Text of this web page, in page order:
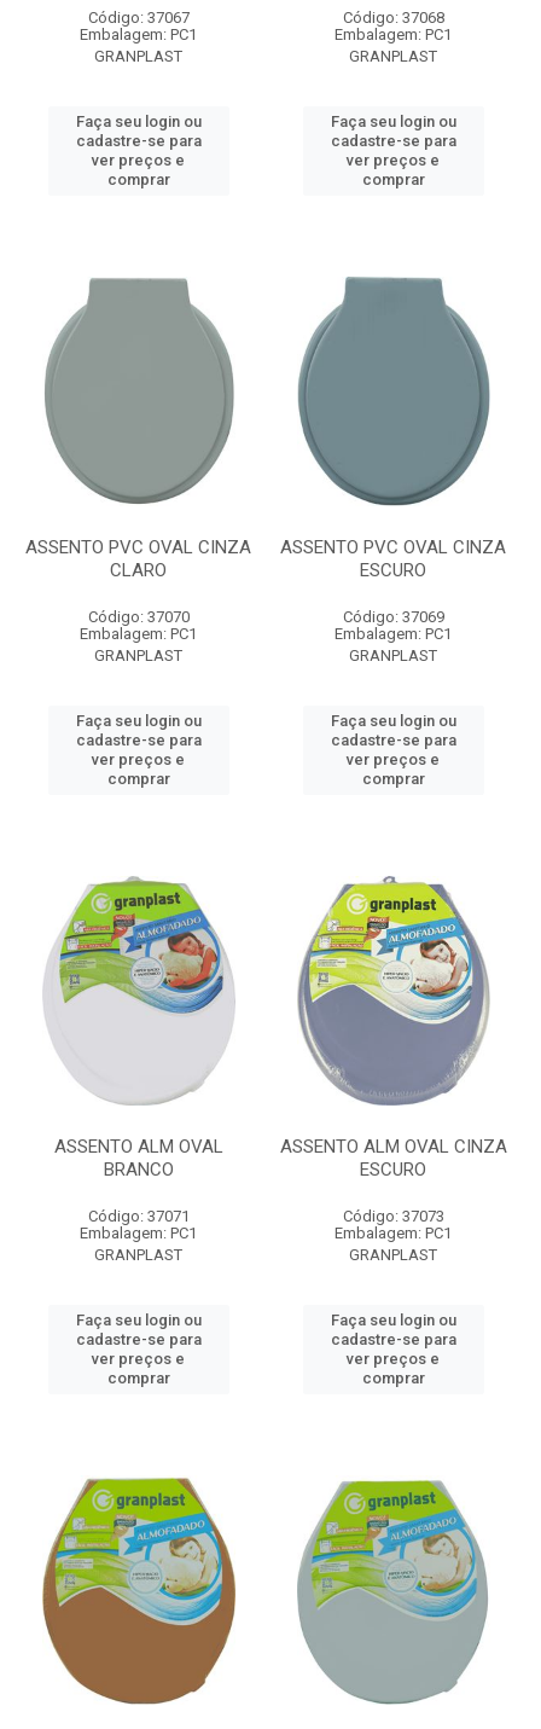
Código: 37067
Embalagem: PC1
GRANPLAST
Faça seu login ou
cadastre-se para
ver preços e
comprar
Código: 37068
Embalagem: PC1
GRANPLAST
Faça seu login ou
cadastre-se para
ver preços e
comprar
ASSENTO PVC OVAL CINZA
CLARO
Código: 37070
Embalagem: PC1
GRANPLAST
Faça seu login ou
cadastre-se para
ver preços e
comprar
ASSENTO PVC OVAL CINZA
ESCURO
Código: 37069
Embalagem: PC1
GRANPLAST
Faça seu login ou
cadastre-se para
ver preços e
comprar
ASSENTO ALM OVAL
BRANCO
Código: 37071
Embalagem: PC1
GRANPLAST
Faça seu login ou
cadastre-se para
ver preços e
comprar
ASSENTO ALM OVAL CINZA
ESCURO
Código: 37073
Embalagem: PC1
GRANPLAST
Faça seu login ou
cadastre-se para
ver preços e
comprar